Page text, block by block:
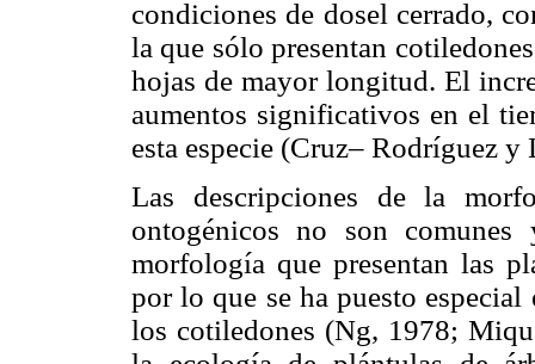
condiciones de dosel cerrado,
la que sólo presentan
hojas de mayor longitud. El
aumentos significativos en el
esta especie (Cruz– Rodríguez
Las descripciones de la
ontogénicos no son
morfología que presentan las
por lo que se ha puesto
los cotiledones (Ng, 1978;